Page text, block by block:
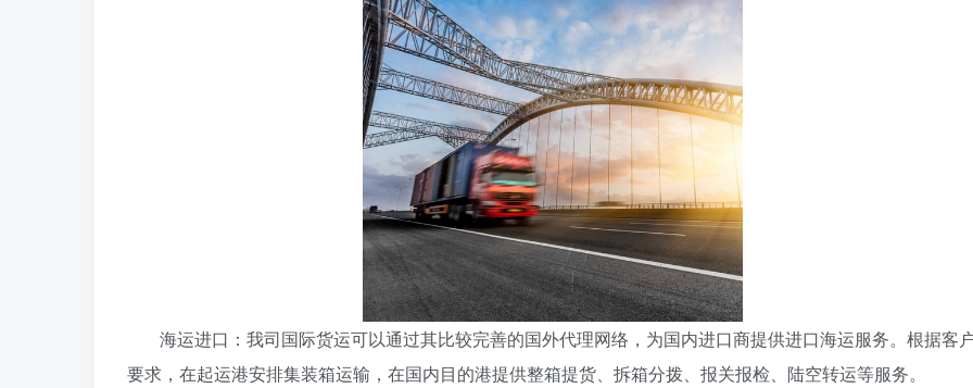
海运进口：我司国际货运可以通过其比较完善的国外代理网络，为国内进口商提供进口海运服务。根据客
要求，在起运港安排集装箱运输，在国内目的港提供整箱提货、拆箱分拨、报关报检、陆空转运等服务。